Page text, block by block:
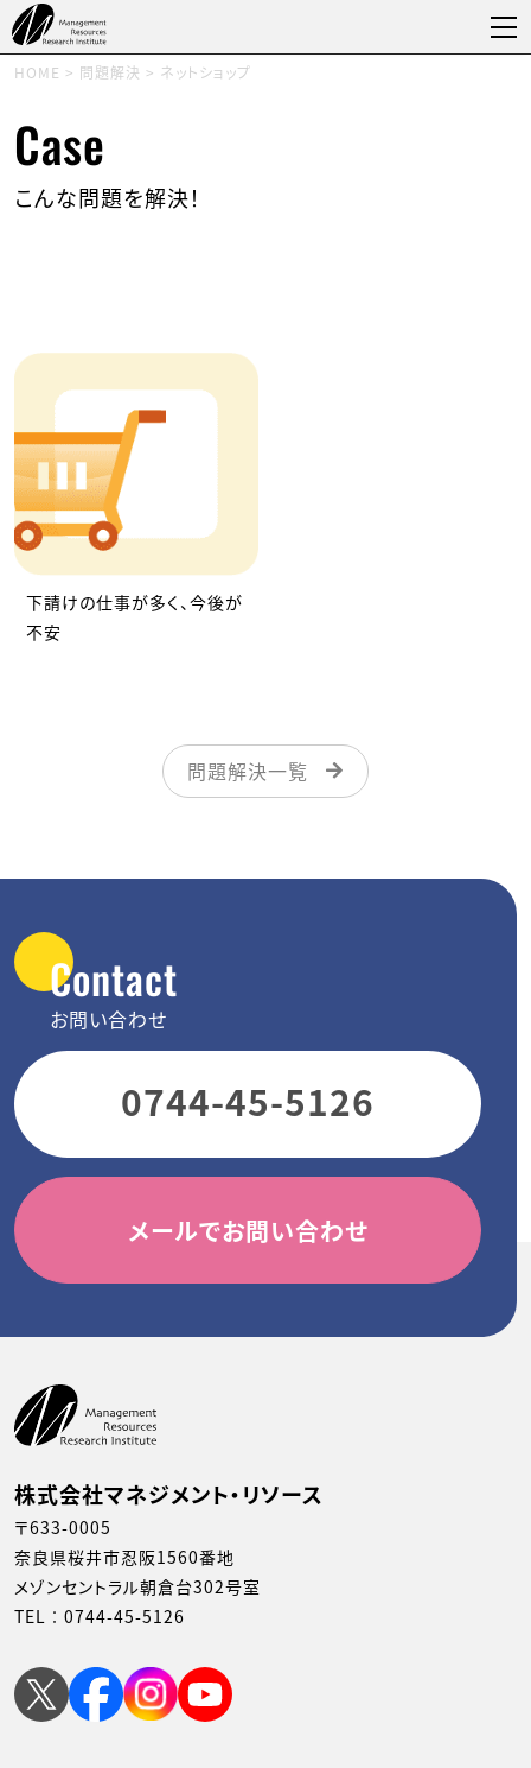
HOME > 問題解決 > ネットショップ
Case
こんな問題を解決！
下請けの仕事が多く、今後が
不安
問題解決一覧
Contact
お問い合わせ
0744-45-5126
メールでお問い合わせ
株式会社マネジメント・リソース
〒633-0005
奈良県桜井市忍阪1560番地
メゾンセントラル朝倉台302号室
TEL︰ 0744-45-5126